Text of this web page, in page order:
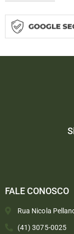
FALE CONOSCO
Rua Nicola
(41) 3075-0025